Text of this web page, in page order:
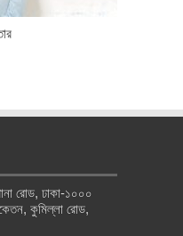
রোড, ঢাকা-১০০০
কুমিল্লা রোড,